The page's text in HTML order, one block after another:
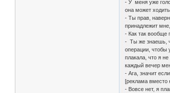
- У меня уже
она может
- Ты прав,
принадлежит
- Как так вообще
- Ты же знаешь,
операции, чтобы
плакала, что я
каждый вечер
- Ага, значит
[реклама вместо
- Вовсе нет, я